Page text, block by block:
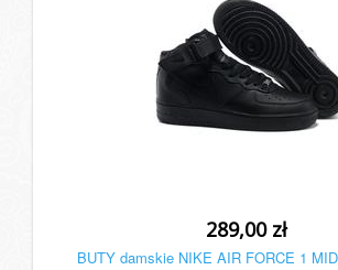
289,00 zł
BUTY damskie NIKE AIR FORCE 1